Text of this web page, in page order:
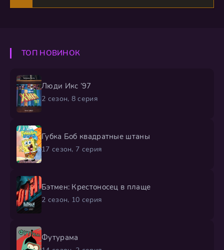
ТОП НОВИНОК
Люди Икс ’97
2 сезон, 8 серия
Губка Боб квадратные штаны
17 сезон, 7 серия
Бэтмен: Крестоносец в плаще
2 сезон, 10 серия
Футурама